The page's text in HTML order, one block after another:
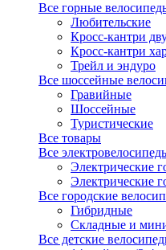
Все горные
Любительские
Кросс-кантри
Кросс-кантри
Трейл и эндуро
Все шоссейные
Гравийные
Шоссейные
Туристические
Все товары
Все
Электрические
Электрические
Все городские
Гибридные
Складные и
Все детские